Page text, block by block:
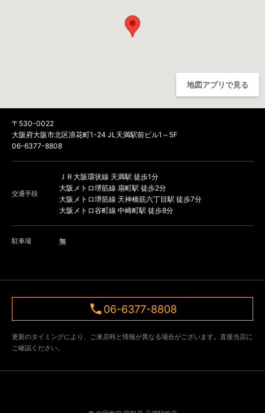
地図アプリで見る
〒530-0022
大阪府大阪市北区浪花町1-24 JL天満駅前ビル1～5F
06-6377-8808
交通手段
ＪＲ大阪環状線 天満駅 徒歩1分
大阪メトロ堺筋線 扇町駅 徒歩2分
大阪メトロ堺筋線 天神橋筋六丁目駅 徒歩7分
大阪メトロ谷町線 中崎町駅 徒歩8分
駐車場 無
06-6377-8808
更新のタイミングにより、ご来店時と情報が異なる場合がございます。直接当店に
ご確認ください。